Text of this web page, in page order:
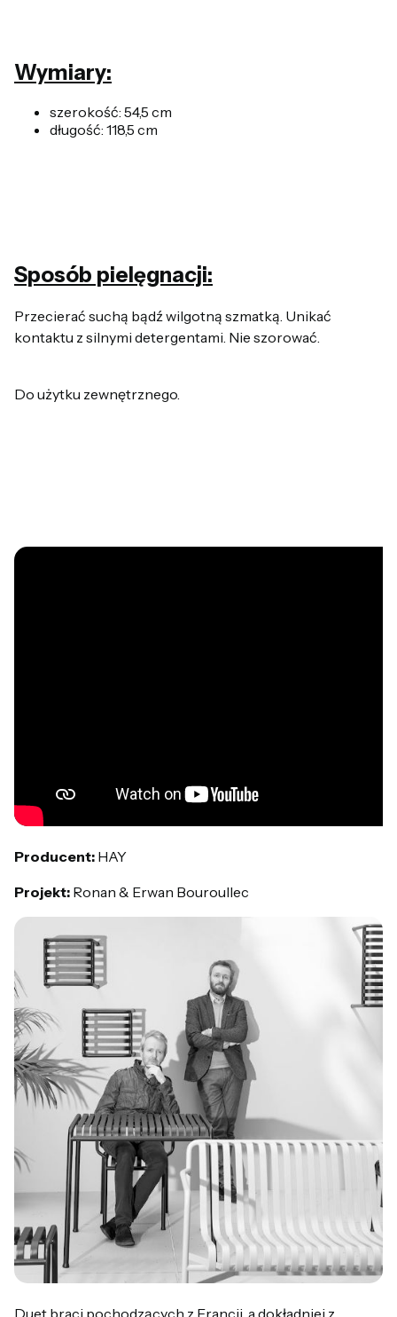
Wymiary:
szerokość: 54,5 cm
długość: 118,5 cm
Sposób pielęgnacji:
Przecierać suchą bądź wilgotną szmatką. Unikać
kontaktu z silnymi detergentami. Nie szorować.
Do użytku zewnętrznego.
Producent: HAY
Projekt: Ronan & Erwan Bouroullec